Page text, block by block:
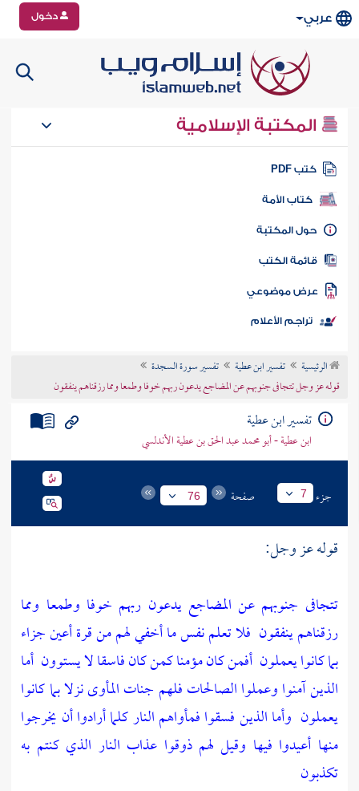
عربي دخول
المكتبة الإسلامية
كتب PDF
كتاب الأمة
المكتبة
الكتب
موضوعي
تراجم الأعلام
الرئيسية تفسير ابن عطية
تفسير سورة السجدة
قوله عز وجل تتجافى جنوبهم عن المضاجع يدعون ربهم خوفا وطمعا ومما رزقناهم ينفقون
تفسير ابن عطية
ابن عطية - أبو محمد عبد الحق بن عطية الأندلسي
جزء 7 صفحة 76
قوله عز وجل:
تتجافى جنوبهم عن المضاجع يدعون ربهم خوفا وطمعا ومما
رزقناهم ينفقون فلا تعلم نفس ما أخفي لهم من قرة أعين جزاء
بما كانوا يعملون أفمن كان مؤمنا كمن كان فاسقا لا يستوون أما
الذين آمنوا وعملوا الصالحات فلهم جنات المأوى نزلا بما كانوا
يعملون وأما الذين فسقوا فمأواهم النار كلما أرادوا أن يخرجوا
منها أعيدوا فيها وقيل لهم ذوقوا عذاب النار الذي كنتم به
تكذبون